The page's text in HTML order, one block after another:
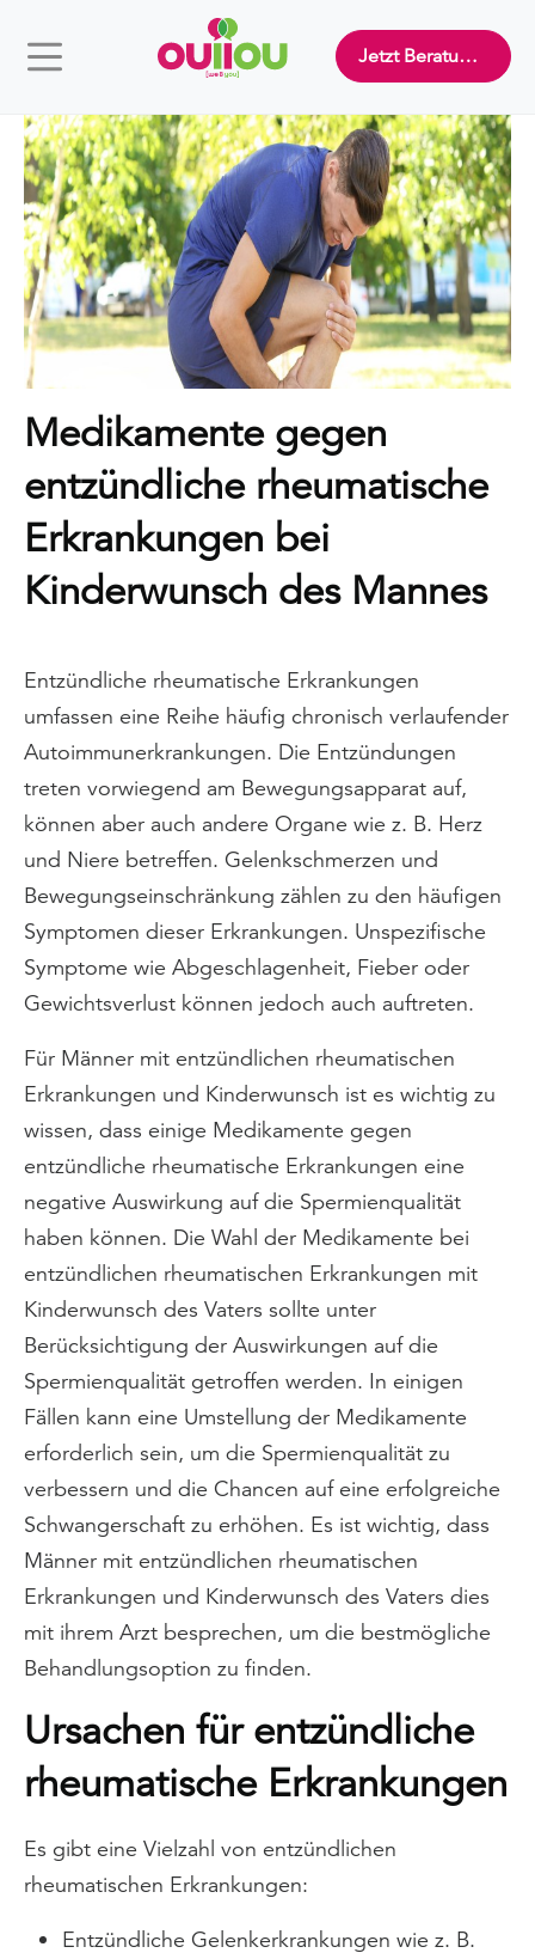
Jetzt Beratung buchen
Medikamente gegen
entzündliche rheumatische
Erkrankungen bei
Kinderwunsch des Mannes
Entzündliche rheumatische Erkrankungen
umfassen eine Reihe häufig chronisch verlaufender
Autoimmunerkrankungen. Die Entzündungen
treten vorwiegend am Bewegungsapparat auf,
können aber auch andere Organe wie z. B. Herz
und Niere betreffen. Gelenkschmerzen und
Bewegungseinschränkung zählen zu den häufigen
Symptomen dieser Erkrankungen. Unspezifische
Symptome wie Abgeschlagenheit, Fieber oder
Gewichtsverlust können jedoch auch auftreten.
Für Männer mit entzündlichen rheumatischen
Erkrankungen und Kinderwunsch ist es wichtig zu
wissen, dass einige Medikamente gegen
entzündliche rheumatische Erkrankungen eine
negative Auswirkung auf die Spermienqualität
haben können. Die Wahl der Medikamente bei
entzündlichen rheumatischen Erkrankungen mit
Kinderwunsch des Vaters sollte unter
Berücksichtigung der Auswirkungen auf die
Spermienqualität getroffen werden. In einigen
Fällen kann eine Umstellung der Medikamente
erforderlich sein, um die Spermienqualität zu
verbessern und die Chancen auf eine erfolgreiche
Schwangerschaft zu erhöhen. Es ist wichtig, dass
Männer mit entzündlichen rheumatischen
Erkrankungen und Kinderwunsch des Vaters dies
mit ihrem Arzt besprechen, um die bestmögliche
Behandlungsoption zu finden.
Ursachen für entzündliche
rheumatische Erkrankungen
Es gibt eine Vielzahl von entzündlichen
rheumatischen Erkrankungen:
Entzündliche Gelenkerkrankungen wie z. B.